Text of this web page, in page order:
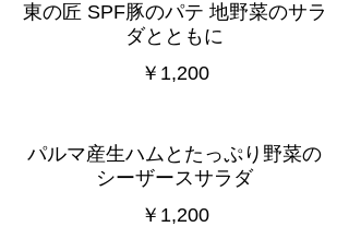
東の匠 SPF豚のパテ 地野菜のサラ
ダとともに
￥1,200
パルマ産生ハムとたっぷり野菜の
シーザースサラダ
￥1,200